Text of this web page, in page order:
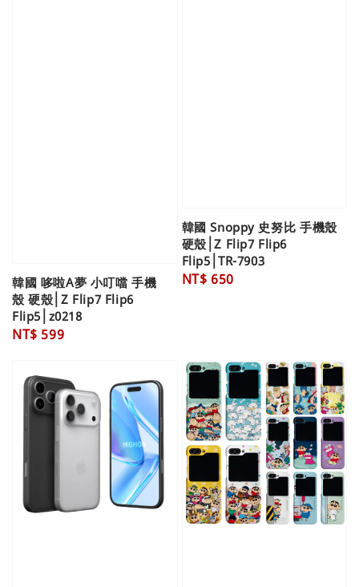
韓國 哆啦A夢 小叮噹 手機
殼 硬殼│Z Flip7 Flip6
Flip5│z0218
Regular
NT$ 599
韓國 Snoppy 史努比 手機殼
硬殼│Z Flip7 Flip6
Flip5│TR-7903
Regular
NT$ 650